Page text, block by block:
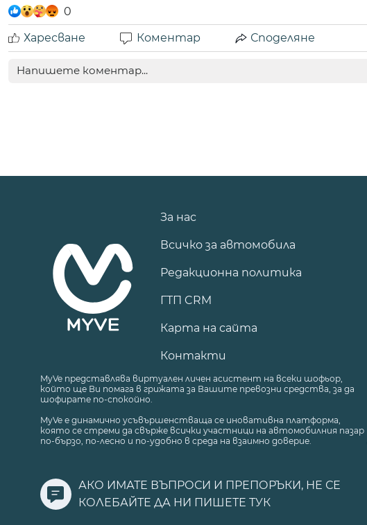
0
Харесване
Коментар Споделяне
За нас
Всичко за автомобила
Редакционна политика
ГТП CRM
Карта на сайта
Контакти
MyVe представлява виртуален личен асистент на всеки шофьор,
който ще Ви помага в грижата за Вашите превозни средства, за да
шофирате по-спокойно.
MyVe е динамично усъвършенстваща се иновативна платформа,
която се стреми да свърже всички участници на автомобилния пазар
по-бързо, по-лесно и по-удобно в среда на взаимно доверие.
АКО ИМАТЕ ВЪПРОСИ И ПРЕПОРЪКИ, НЕ СЕ
КОЛЕБАЙТЕ ДА НИ ПИШЕТЕ ТУК